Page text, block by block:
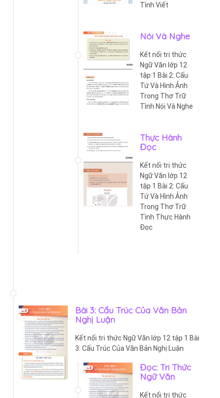
Tình Viết
Nói Và Nghe
Kết nối tri thức
Ngữ Văn lớp 12
tập 1 Bài 2: Cấu
Tứ Và Hình Ảnh
Trong Thơ Trữ
Tình Nói Và Nghe
Thực Hành
Đọc
Kết nối tri thức
Ngữ Văn lớp 12
tập 1 Bài 2: Cấu
Tứ Và Hình Ảnh
Trong Thơ Trữ
Tình Thực Hành
Đọc
Bài 3: Cấu Trúc Của Văn Bản
Nghị Luận
Kết nối tri thức Ngữ Văn lớp 12 tập 1 Bài
3: Cấu Trúc Của Văn Bản Nghị Luận
Đọc: Tri Thức
Ngữ Văn
Kết nối tri thức